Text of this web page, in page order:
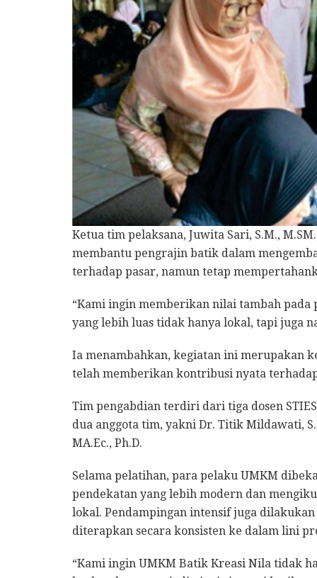
Ketua tim pelaksana, Juwita Sari, S.M.,
membantu pengrajin batik dalam
terhadap pasar, namun tetap
“Kami ingin memberikan nilai tambah
yang lebih luas tidak hanya lokal, tapi juga
Ia menambahkan, kegiatan ini merupakan
telah memberikan kontribusi nyata
Tim pengabdian terdiri dari tiga dosen
dua anggota tim, yakni Dr. Titik Mildawati,
MA.Ec., Ph.D.
Selama pelatihan, para pelaku UMKM
pendekatan yang lebih modern dan
lokal. Pendampingan intensif juga
diterapkan secara konsisten ke dalam lini
“Kami ingin UMKM Batik Kreasi Nila tidak